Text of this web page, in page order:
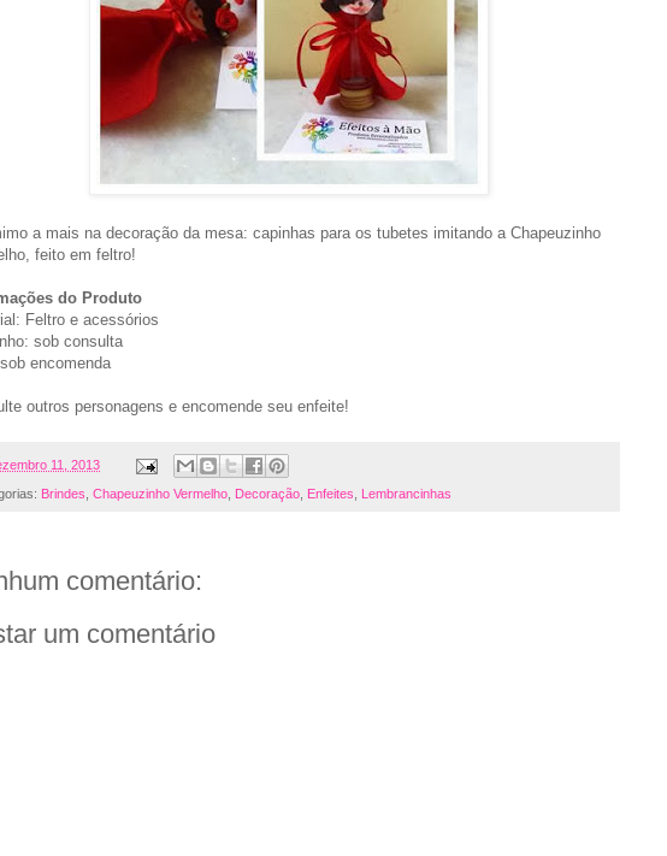
a mais na decoração da mesa: capinhas para os tubetes imitando a Chapeuzinho
feito em feltro!
do Produto
Feltro e acessórios
sob consulta
encomenda
outros personagens e encomende seu enfeite!
11, 2013
Brindes, Chapeuzinho Vermelho, Decoração, Enfeites, Lembrancinhas
comentário:
um comentário